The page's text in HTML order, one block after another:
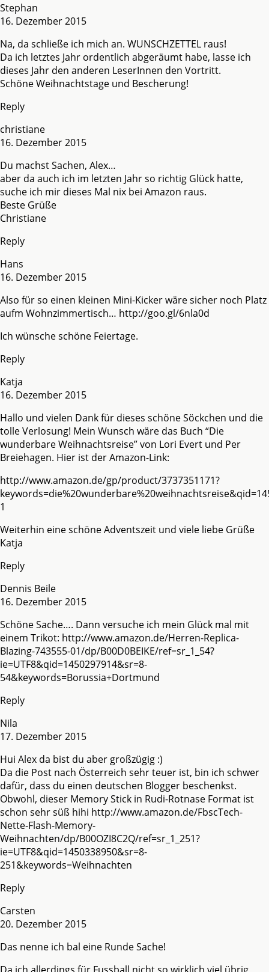
Stephan
16. Dezember 2015
Na, da schließe ich mich an. WUNSCHZETTEL raus!
Da ich letztes Jahr ordentlich abgeräumt habe, lasse ich
dieses Jahr den anderen LeserInnen den Vortritt.
Schöne Weihnachtstage und Bescherung!
Reply
christiane
16. Dezember 2015
Du machst Sachen, Alex…
aber da auch ich im letzten Jahr so richtig Glück hatte,
suche ich mir dieses Mal nix bei Amazon raus.
Beste Grüße
Christiane
Reply
Hans
16. Dezember 2015
Also für so einen kleinen Mini-Kicker wäre sicher noch Platz
aufm Wohnzimmertisch… http://goo.gl/6nla0d
Ich wünsche schöne Feiertage.
Reply
Katja
16. Dezember 2015
Hallo und vielen Dank für dieses schöne Söckchen und die
tolle Verlosung! Mein Wunsch wäre das Buch “Die
wunderbare Weihnachtsreise” von Lori Evert und Per
Breiehagen. Hier ist der Amazon-Link:
http://www.amazon.de/gp/product/3737351171?
1
Weiterhin eine schöne Adventszeit und viele liebe Grüße
Katja
Reply
Dennis Beile
16. Dezember 2015
Schöne Sache…. Dann versuche ich mein Glück mal mit
einem Trikot: http://www.amazon.de/Herren-Replica-
Blazing-743555-01/dp/B00D0BEIKE/ref=sr_1_54?
ie=UTF8&qid=1450297914&sr=8-
54&keywords=Borussia+Dortmund
Reply
Nila
17. Dezember 2015
Hui Alex da bist du aber großzügig :)
Da die Post nach Österreich sehr teuer ist, bin ich schwer
dafür, dass du einen deutschen Blogger beschenkst.
Obwohl, dieser Memory Stick in Rudi-Rotnase Format ist
schon sehr süß hihi http://www.amazon.de/FbscTech-
Nette-Flash-Memory-
Weihnachten/dp/B00OZI8C2Q/ref=sr_1_251?
ie=UTF8&qid=1450338950&sr=8-
251&keywords=Weihnachten
Reply
Carsten
20. Dezember 2015
Das nenne ich bal eine Runde Sache!